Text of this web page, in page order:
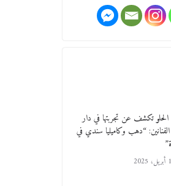
.. ومصيلحي يطالب
نوعية متخصصة» وربط
تعرف عن القويري غير انه
الحلو تكشف عن تجربتها في دار
الفنانين: “دهب وكاميليا سندي في